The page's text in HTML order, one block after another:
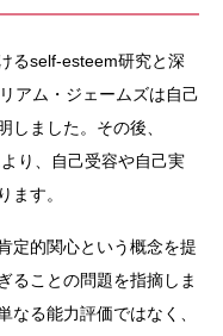
るself-esteem研究と深
アム・ジェームズは自己
しました。その後、
り、自己受容や自己実
ます。
定的関心という概念を提
ることの問題を指摘しま
なる能力評価ではなく、